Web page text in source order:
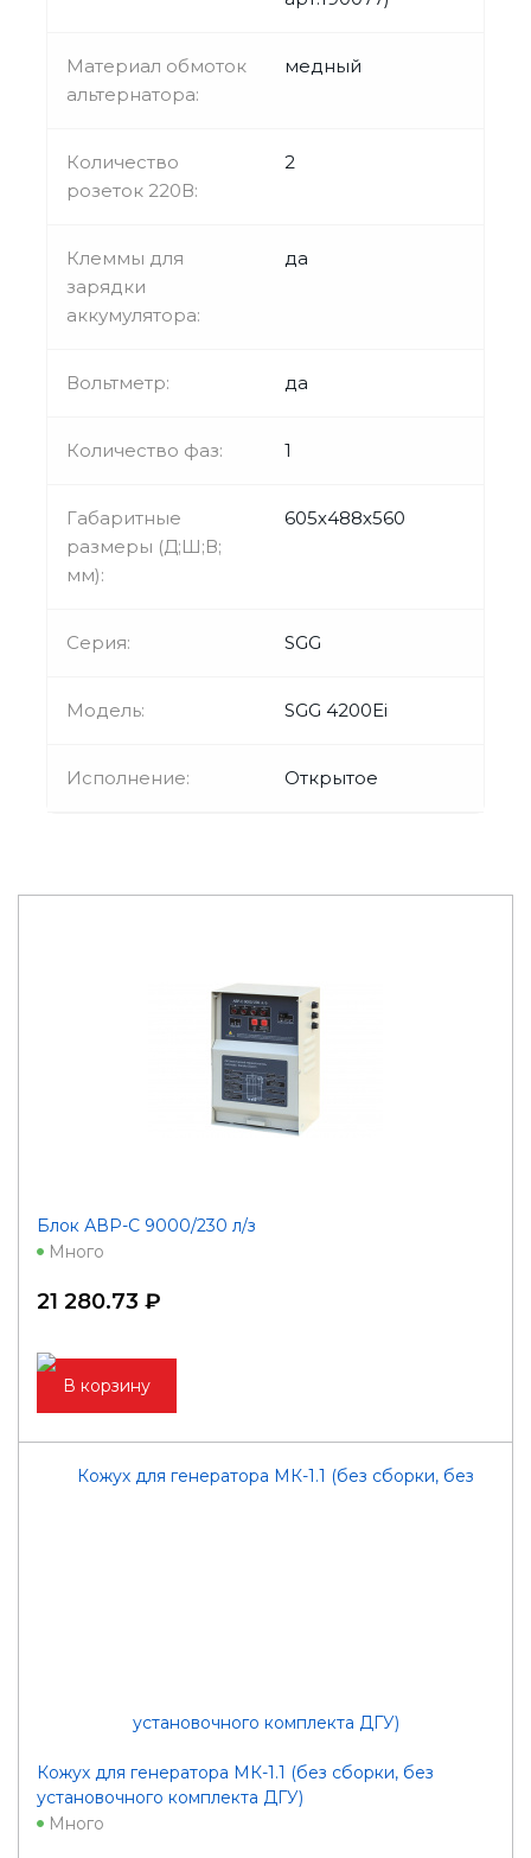
Материал обмоток
альтернатора:
медный
Количество
розеток 220В:
2
Клеммы для
зарядки
аккумулятора:
да
Вольтметр: да
Количество фаз: 1
Габаритные
размеры (Д;Ш;В;
мм):
605х488х560
Серия: SGG
Модель: SGG 4200Ei
Исполнение: Открытое
Блок АВР-C 9000/230 л/з
Много
21 280.73 ₽
В корзину
Кожух для генератора МК-1.1 (без сборки, без
установочного комплекта ДГУ)
Много